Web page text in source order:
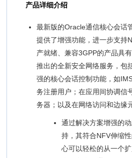
产品详细介绍
最新版的Oracle通信核心会话
提供了增强功能，进一步支持
产就绪、兼容3GPP的产品具
推出的全新安全网络服务，包
强的核心会话控制功能，如
务注册用户；在应用间协调信
务器；以及在网络访问和边缘
通过解决方案增强的
持，其符合NFV伸缩
心可以轻松的从一个